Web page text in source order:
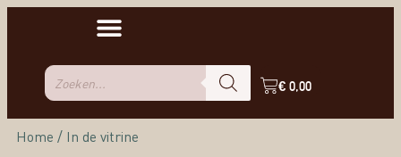
€0,00
Home / In de vitrine